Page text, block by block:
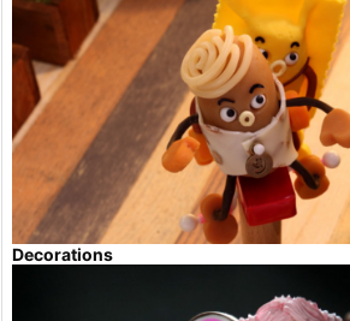
Decorations